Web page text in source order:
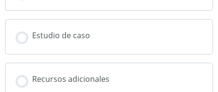
Estudio de caso
Recursos adicionales